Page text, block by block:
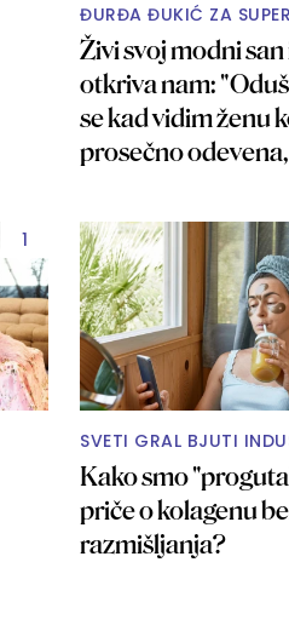
ĐURĐA ĐUKIĆ ZA
Živi svoj modni san
otkriva nam:
se kad vidim ženu
prosečno
1
SVETI GRAL BJUTI
Kako smo
priče o kolagenu
razmišljanja?